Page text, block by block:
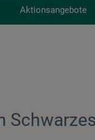
Aktionsangebote